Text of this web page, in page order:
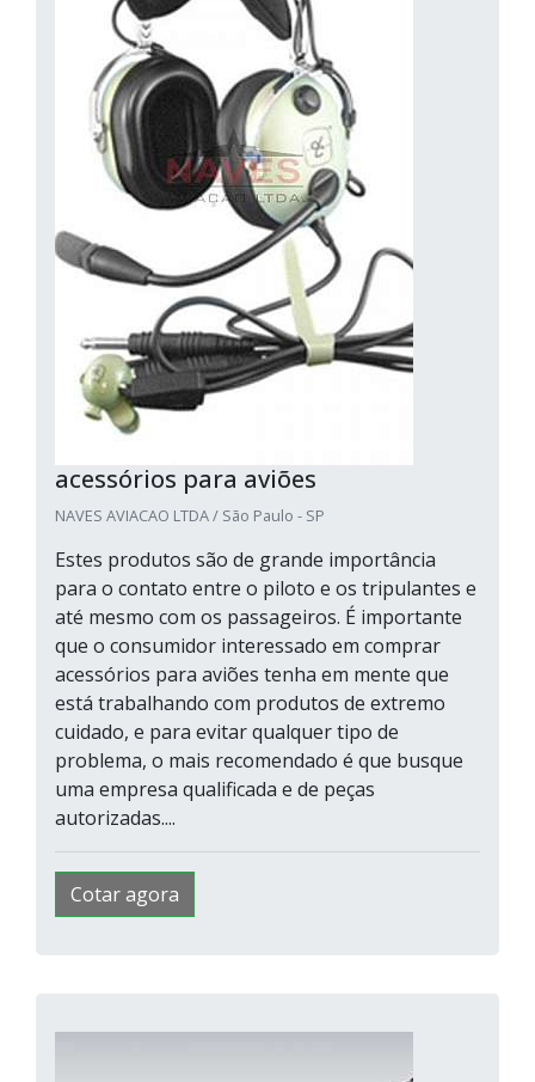
acessórios para aviões
NAVES AVIACAO LTDA / São Paulo - SP
Estes produtos são de grande importância
para o contato entre o piloto e os tripulantes e
até mesmo com os passageiros. É importante
que o consumidor interessado em comprar
acessórios para aviões tenha em mente que
está trabalhando com produtos de extremo
cuidado, e para evitar qualquer tipo de
problema, o mais recomendado é que busque
uma empresa qualificada e de peças
autorizadas....
Cotar agora